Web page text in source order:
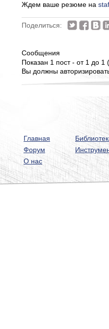
Ждем ваше резюме на
Поделиться:
Сообщения
Показан 1 пост - от 1 до 1
Вы должны
Главная
Форум
О нас